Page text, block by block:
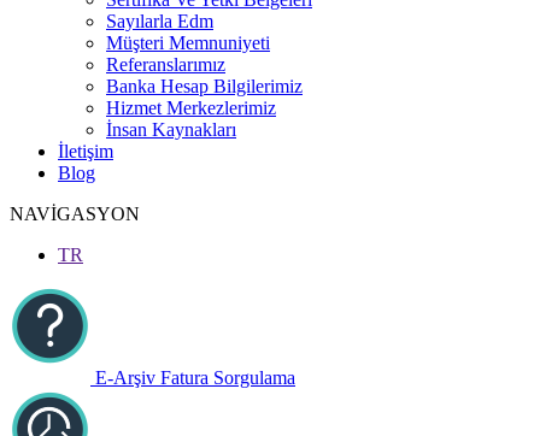
Sayılarla Edm
Müşteri Memnuniyeti
Referanslarımız
Banka Hesap Bilgilerimiz
Hizmet Merkezlerimiz
İnsan Kaynakları
İletişim
Blog
NAVİGASYON
TR
E-Arşiv Fatura Sorgulama